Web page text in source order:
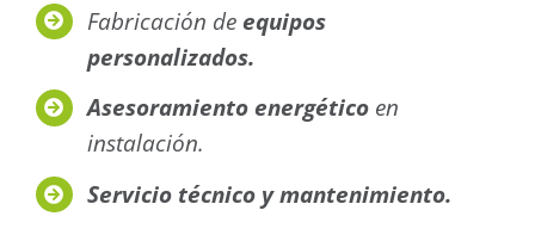
Fabricación de equipos
personalizados.
Asesoramiento energético en
instalación.
Servicio técnico y mantenimiento.